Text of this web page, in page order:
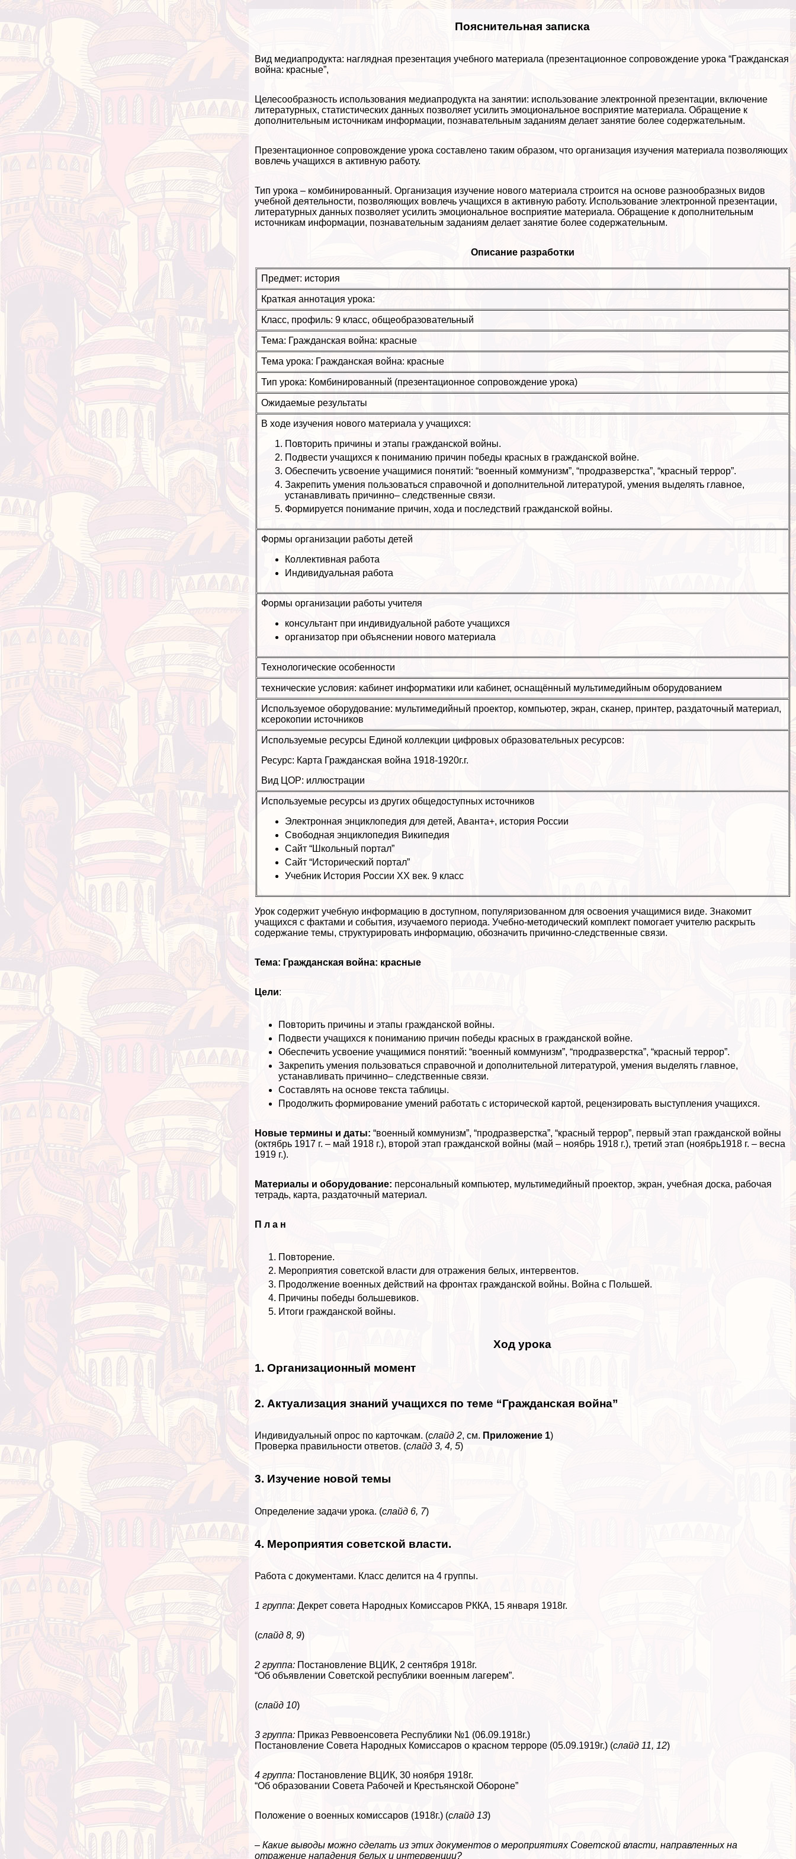
Пояснительная записка
Вид медиапродукта: наглядная презентация учебного материала (презентационное сопровождение урока “Гражданская
война: красные”,
Целесообразность использования медиапродукта на занятии: использование электронной презентации, включение
литературных, статистических данных позволяет усилить эмоциональное восприятие материала. Обращение к
дополнительным источникам информации, познавательным заданиям делает занятие более содержательным.
Презентационное сопровождение урока составлено таким образом, что организация изучения материала позволяющих
вовлечь учащихся в активную работу.
Тип урока – комбинированный. Организация изучение нового материала строится на основе разнообразных видов
учебной деятельности, позволяющих вовлечь учащихся в активную работу. Использование электронной презентации,
литературных данных позволяет усилить эмоциональное восприятие материала. Обращение к дополнительным
источникам информации, познавательным заданиям делает занятие более содержательным.
Описание разработки
Предмет: история
Краткая аннотация урока:
Класс, профиль: 9 класс, общеобразовательный
Тема: Гражданская война: красные
Тема урока: Гражданская война: красные
Тип урока: Комбинированный (презентационное сопровождение урока)
Ожидаемые результаты
В ходе изучения нового материала у учащихся:
Повторить причины и этапы гражданской войны.
Подвести учащихся к пониманию причин победы красных в гражданской войне.
Обеспечить усвоение учащимися понятий: “военный коммунизм”, “продразверстка”, “красный террор”.
Закрепить умения пользоваться справочной и дополнительной литературой, умения выделять главное,
устанавливать причинно– следственные связи.
Формируется понимание причин, хода и последствий гражданской войны.
Формы организации работы детей
Коллективная работа
Индивидуальная работа
Формы организации работы учителя
консультант при индивидуальной работе учащихся
организатор при объяснении нового материала
Технологические особенности
технические условия: кабинет информатики или кабинет, оснащённый мультимедийным оборудованием
Используемое оборудование: мультимедийный проектор, компьютер, экран, сканер, принтер, раздаточный материал,
ксерокопии источников
Используемые ресурсы Единой коллекции цифровых образовательных ресурсов:
Ресурс: Карта Гражданская война 1918-1920г.г.
Вид ЦОР: иллюстрации
Используемые ресурсы из других общедоступных источников
Электронная энциклопедия для детей, Аванта+, история России
Свободная энциклопедия Википедия
Сайт “Школьный портал”
Сайт “Исторический портал”
Учебник История России ХХ век. 9 класс
Урок содержит учебную информацию в доступном, популяризованном для освоения учащимися виде. Знакомит
учащихся с фактами и события, изучаемого периода. Учебно-методический комплект помогает учителю раскрыть
содержание темы, структурировать информацию, обозначить причинно-следственные связи.
Тема: Гражданская война: красные
Цели:
Повторить причины и этапы гражданской войны.
Подвести учащихся к пониманию причин победы красных в гражданской войне.
Обеспечить усвоение учащимися понятий: “военный коммунизм”, “продразверстка”, “красный террор”.
Закрепить умения пользоваться справочной и дополнительной литературой, умения выделять главное,
устанавливать причинно– следственные связи.
Составлять на основе текста таблицы.
Продолжить формирование умений работать с исторической картой, рецензировать выступления учащихся.
Новые термины и даты: “военный коммунизм”, “продразверстка”, “красный террор”, первый этап гражданской войны
(октябрь 1917 г. – май 1918 г.), второй этап гражданской войны (май – ноябрь 1918 г.), третий этап (ноябрь1918 г. – весна
1919 г.).
Материалы и оборудование: персональный компьютер, мультимедийный проектор, экран, учебная доска, рабочая
тетрадь, карта, раздаточный материал.
П л а н
Повторение.
Мероприятия советской власти для отражения белых, интервентов.
Продолжение военных действий на фронтах гражданской войны. Война с Польшей.
Причины победы большевиков.
Итоги гражданской войны.
Ход урока
1. Организационный момент
2. Актуализация знаний учащихся по теме “Гражданская война”
Индивидуальный опрос по карточкам. (слайд 2, см. Приложение 1)
Проверка правильности ответов. (слайд 3, 4, 5)
3. Изучение новой темы
Определение задачи урока. (слайд 6, 7)
4. Мероприятия советской власти.
Работа с документами. Класс делится на 4 группы.
1 группа: Декрет совета Народных Комиссаров РККА, 15 января 1918г.
(слайд 8, 9)
2 группа: Постановление ВЦИК, 2 сентября 1918г.
“Об объявлении Советской республики военным лагерем”.
(слайд 10)
3 группа: Приказ Реввоенсовета Республики №1 (06.09.1918г.)
Постановление Совета Народных Комиссаров о красном терроре (05.09.1919г.) (слайд 11, 12)
4 группа: Постановление ВЦИК, 30 ноября 1918г.
“Об образовании Совета Рабочей и Крестьянской Обороне”
Положение о военных комиссаров (1918г.) (слайд 13)
– Какие выводы можно сделать из этих документов о мероприятиях Советской власти, направленных на
отражение нападения белых и интервенции?